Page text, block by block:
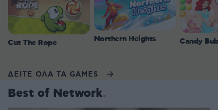
Cut The Rope Northern Heights Candy
ΔΕΙΤΕ ΟΛΑ ΤΑ GAMES
Best of Network